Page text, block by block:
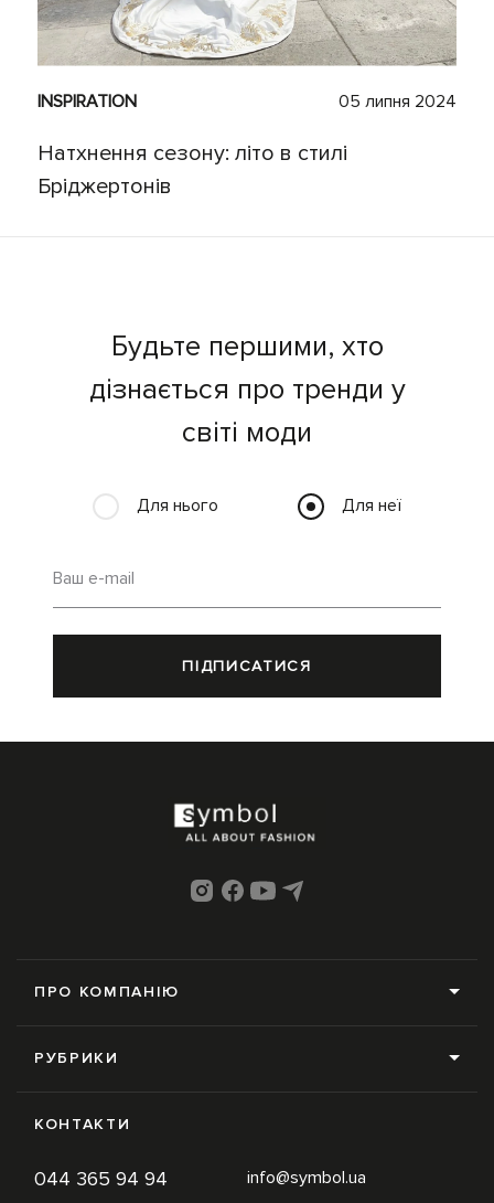
INSPIRATION 05 липня 2024
Натхнення сезону: літо в стилі
Бріджертонів
Будьте першими, хто
дізнається про тренди у
світі моди
Для нього Для неї
Ваш e-mail
ПІДПИСАТИСЯ
ПРО КОМПАНІЮ
Контакти
РУБРИКИ
Trends
КОНТАКТИ
044 365 94 94 info@symbol.ua